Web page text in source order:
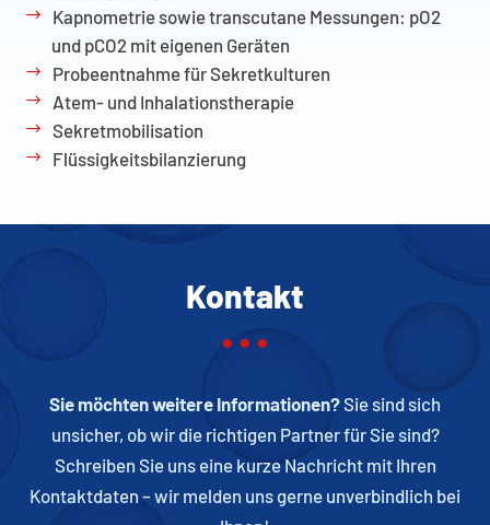
Kapnometrie sowie transcutane Messungen: pO2
und pCO2 mit eigenen Geräten
Probeentnahme für Sekretkulturen
Atem- und Inhalationstherapie
Sekretmobilisation
Flüssigkeitsbilanzierung
Kontakt
• • •
Sie möchten weitere Informationen?Sie sind sich
unsicher, ob wir die richtigen Partner für Sie sind?
Schreiben Sie uns eine kurze Nachricht mit Ihren
Kontaktdaten – wir melden uns gerne unverbindlich bei